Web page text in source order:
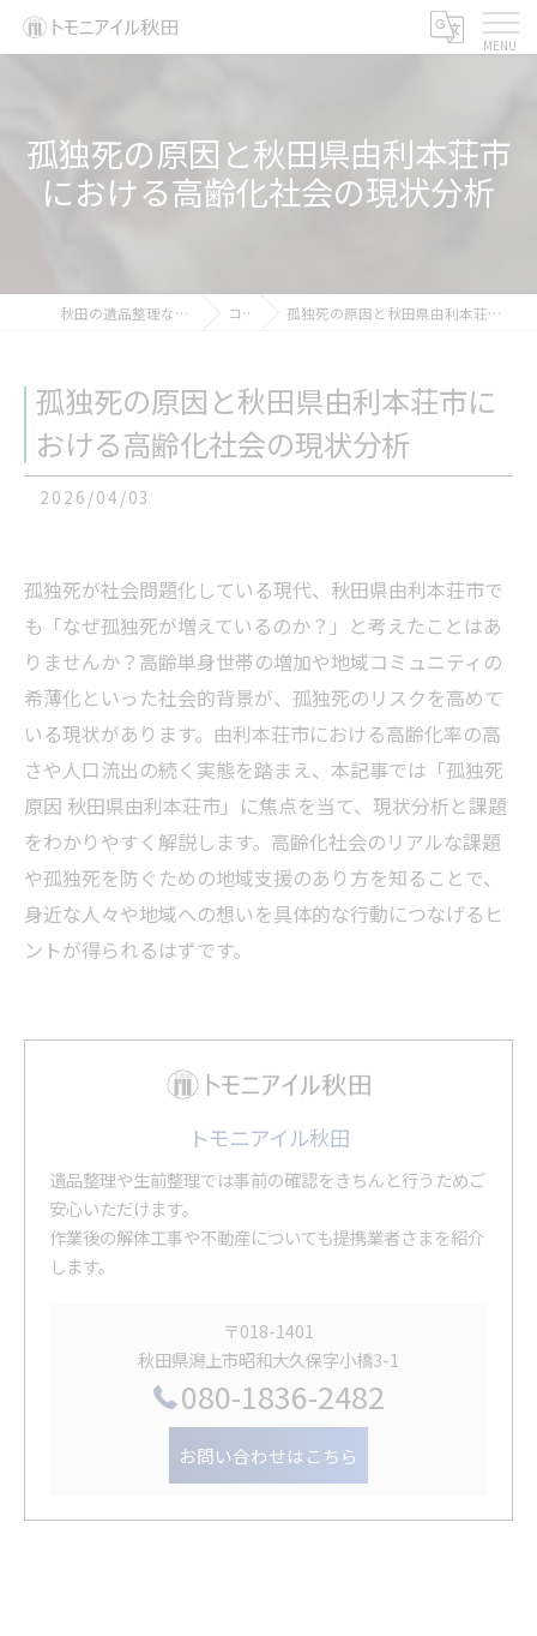
孤独死の原因と秋田県由利本荘市
における高齢化社会の現状分析
秋田の遺品整理ならトモニアイル秋田 コラム 孤独死の原因と秋田県由利本荘市における高齢化社会の現状分析
孤独死の原因と秋田県由利本荘市に
おける高齢化社会の現状分析
2026/04/03
孤独死が社会問題化している現代、秋田県由利本荘市で
も「なぜ孤独死が増えているのか？」と考えたことはあ
りませんか？高齢単身世帯の増加や地域コミュニティの
希薄化といった社会的背景が、孤独死のリスクを高めて
いる現状があります。由利本荘市における高齢化率の高
さや人口流出の続く実態を踏まえ、本記事では「孤独死
原因 秋田県由利本荘市」に焦点を当て、現状分析と課題
をわかりやすく解説します。高齢化社会のリアルな課題
や孤独死を防ぐための地域支援のあり方を知ることで、
身近な人々や地域への想いを具体的な行動につなげるヒ
ントが得られるはずです。
トモニアイル秋田
遺品整理や生前整理では事前の確認をきちんと行うためご
安心いただけます。
作業後の解体工事や不動産についても提携業者さまを紹介
します。
〒018-1401
秋田県潟上市昭和大久保字小橋3-1
080-1836-2482
お問い合わせはこちら